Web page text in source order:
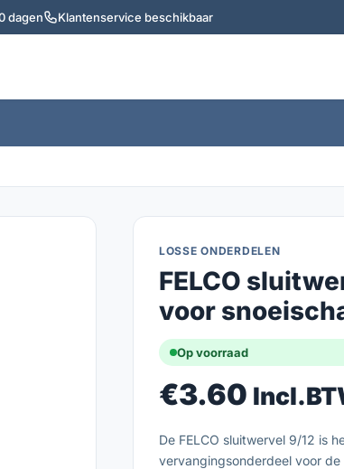
dagen Klantenservice beschikbaar
LOSSE ONDERDELEN
FELCO
voor
Op voorraad
€3.60
De FELCO sluitwervel 9/12 is
vervangingsonderdeel voor de